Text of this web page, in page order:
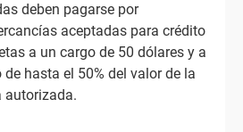
deben pagarse por
aceptadas para crédito
a un cargo de 50 dólares y a
hasta el 50% del valor de la
autorizada.